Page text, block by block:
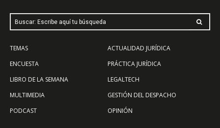
Buscar: Escribe aquí tu búsqueda
TEMAS
ENCUESTA
LIBRO DE LA SEMANA
MULTIMEDIA
PODCAST
ACTUALIDAD JURÍDICA
PRÁCTICA JURÍDICA
LEGALTECH
GESTIÓN DEL DESPACHO
OPINIÓN